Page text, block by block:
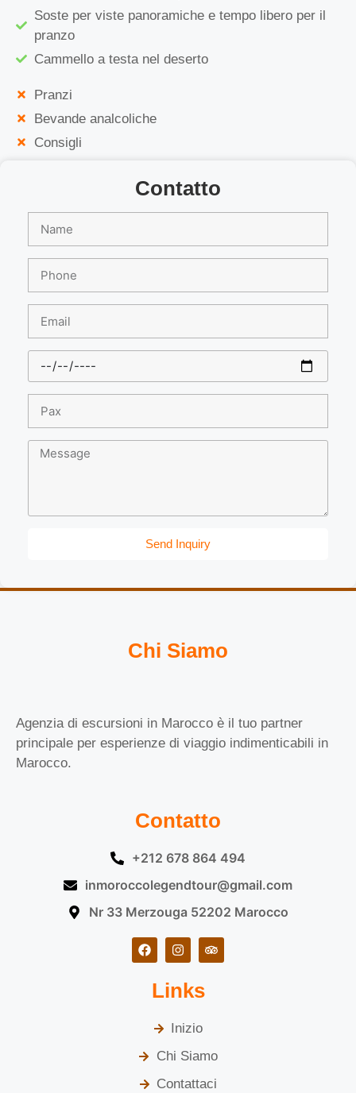
Soste per viste panoramiche e tempo libero per il
pranzo
Cammello a testa nel deserto
Pranzi
Bevande analcoliche
Consigli
Contatto
Send Inquiry
Chi Siamo
Agenzia di escursioni in Marocco è il tuo partner
principale per esperienze di viaggio indimenticabili in
Marocco.
Contatto
+212 678 864 494
inmoroccolegendtour@gmail.com
Nr 33 Merzouga 52202 Marocco
Links
Inizio
Chi Siamo
Contattaci